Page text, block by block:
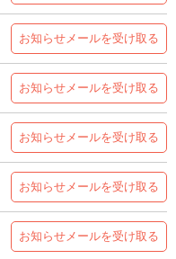
お知らせメールを受け取る
お知らせメールを受け取る
お知らせメールを受け取る
お知らせメールを受け取る
お知らせメールを受け取る